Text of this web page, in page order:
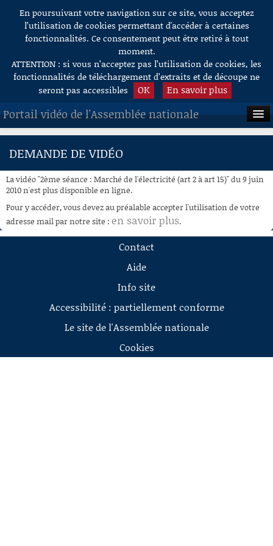
Aller au contenu
En poursuivant votre navigation sur ce site, vous acceptez
l’utilisation de cookies permettant d'accéder à certaines
fonctionnalités. Ce consentement peut être retiré à tout
moment.
ATTENTION : si vous n’acceptez pas l’utilisation de cookies, les
fonctionnalités de téléchargement d’extraits et de découpe ne
seront pas accessibles
OK En savoir plus
Portail vidéo de l'Assemblée nationale
ACCUEIL
À LA DEMANDE
RECHERCHE
AIDE À LA DÉCOUPE
DEMANDE DE VIDÉO
La vidéo "2ème séance : Marché de l'électricité (art 2 à art 15)" du 9 juin
2010 n'est plus disponible en ligne.
Pour y accéder, vous devez au préalable accepter l'utilisation de votre
adresse mail par notre site : en savoir plus.
Contact
Aide
Info site
Accessibilité : partiellement conforme
Le site de l'Assemblée nationale
Cookies